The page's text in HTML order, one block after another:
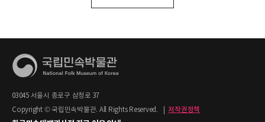
03045 서울시 종로구 삼청로 37
Copyright © 국립민속박물관. All Rights Reserved.
저작권정책